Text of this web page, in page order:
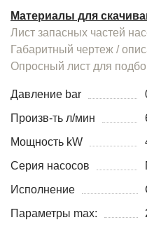
Материалы для
Лист запасных частей
Габаритный чертеж /
Опросный лист для
Давление bar
Произв-ть л/мин
Мощность kW
Серия насосов
Исполнение
Параметры max: